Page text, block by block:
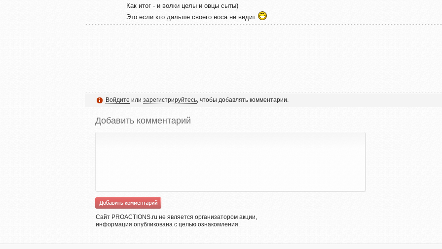
Как итог - и волки целы и овцы сыты)
Это если кто дальше своего носа не видит
Войдите или зарегистрируйтесь, чтобы добавлять комментарии.
Добавить комментарий
Сайт PROACTIONS.ru не является организатором акции,
информация опубликована с целью ознакомления.